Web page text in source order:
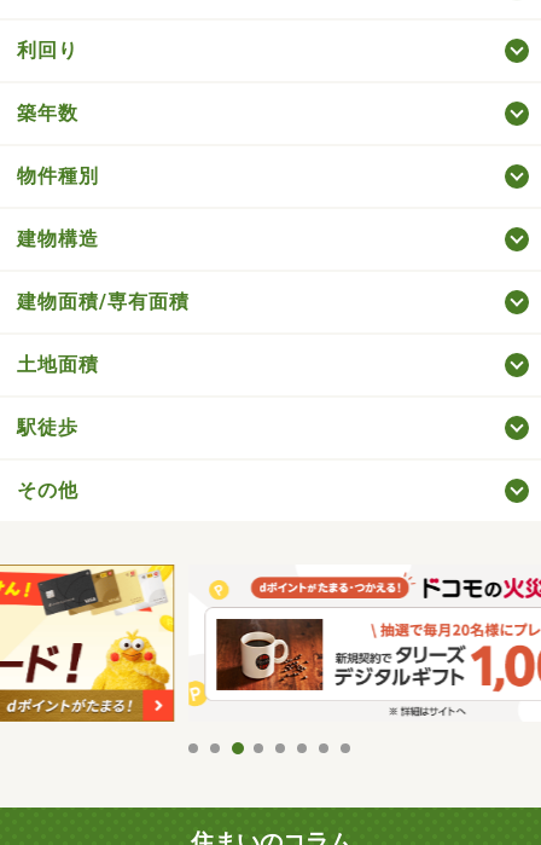
利回り
築年数
物件種別
建物構造
建物面積/専有面積
土地面積
駅徒歩
その他